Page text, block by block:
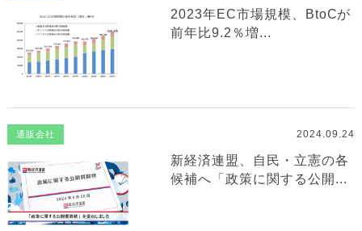
2023年EC市場規模、BtoCが
前年比9.2％増...
通販会社 2024.09.24
新経済連盟、自民・立憲の各
候補へ「政策に関する公開...